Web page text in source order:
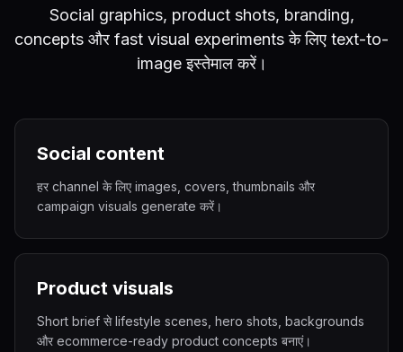
Social graphics, product shots, branding,
concepts और fast visual experiments के लिए text-to-
image इस्तेमाल करें।
Social content
हर channel के लिए images, covers, thumbnails और
campaign visuals generate करें।
Product visuals
Short brief से lifestyle scenes, hero shots, backgrounds
और ecommerce-ready product concepts बनाएं।